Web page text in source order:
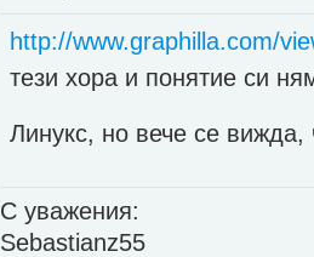
http://www.graphilla.com/
тези хора и понятие си
Линукс, но вече се
С уважения:
Sebastianz55